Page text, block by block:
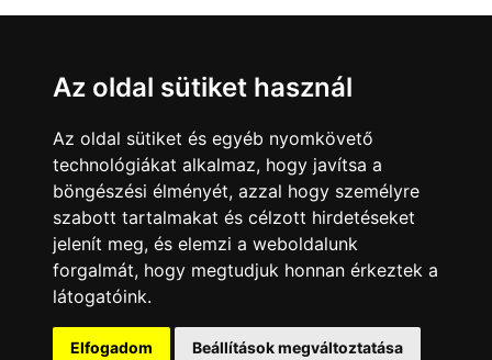
Az oldal sütiket használ
Az oldal sütiket és egyéb nyomkövető
technológiákat alkalmaz, hogy javítsa a
böngészési élményét, azzal hogy személyre
szabott tartalmakat és célzott hirdetéseket
jelenít meg, és elemzi a weboldalunk
forgalmát, hogy megtudjuk honnan érkeztek a
látogatóink.
Elfogadom Beállítások megváltoztatása
Közlemény a sárvári képviselő-testület rendkívüli
üléseiről
2026.07.20
A sárvári képviselő-testület július 13-án és 16-án is rendkívüli ülést
tartott. Zárt ülésen tárgyalta a Sárvári Gyógyfürdő Kft. Felügyelő
Bizottsága által elrendelt vizsgálat eredményét, amely többek között
– a sajtóban is nagy visszhangot kapott - megbízási jogviszony